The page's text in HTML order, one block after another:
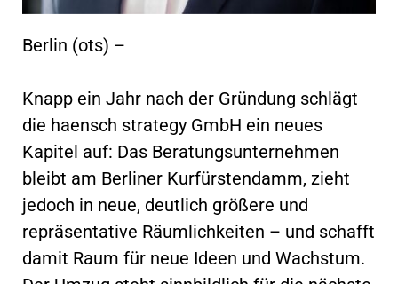
Berlin (ots) –
Knapp ein Jahr nach der Gründung schlägt
die haensch strategy GmbH ein neues
Kapitel auf: Das Beratungsunternehmen
bleibt am Berliner Kurfürstendamm, zieht
jedoch in neue, deutlich größere und
repräsentative Räumlichkeiten – und schafft
damit Raum für neue Ideen und Wachstum.